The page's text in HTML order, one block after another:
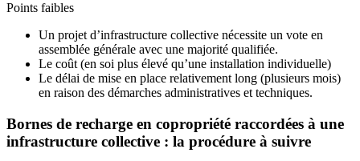
Points faibles
Un projet d’infrastructure collective nécessite un vote en
assemblée générale avec une majorité qualifiée.
Le coût (en soi plus élevé qu’une installation individuelle)
Le délai de mise en place relativement long (plusieurs mois)
en raison des démarches administratives et techniques.
Bornes de recharge en copropriété raccordées à une
infrastructure collective : la procédure à suivre